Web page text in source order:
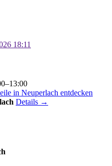
18:11
in Neuperlach entdecken
Details →